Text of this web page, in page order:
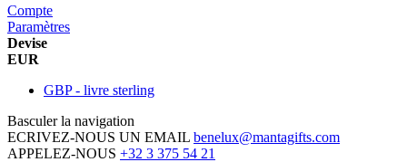
Compte
Paramètres
Devise
EUR
GBP - livre sterling
Basculer la navigation
ECRIVEZ-NOUS UN EMAIL benelux@mantagifts.com
APPELEZ-NOUS +32 3 375 54 21